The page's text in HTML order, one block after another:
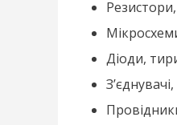
Діоди,